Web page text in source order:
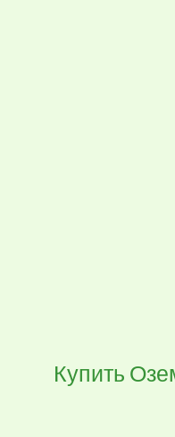
Купить